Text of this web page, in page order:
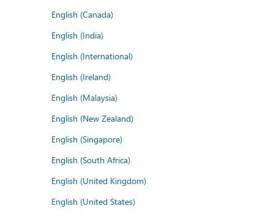
English (Canada)
English (India)
English (International)
English (Ireland)
English (Malaysia)
English (New Zealand)
English (Singapore)
English (South Africa)
English (United Kingdom)
English (United States)